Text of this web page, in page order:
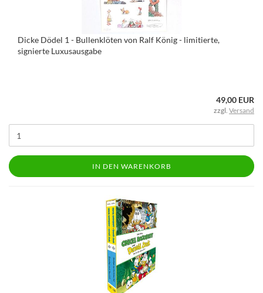
Dicke Dödel 1 - Bullenklöten von Ralf König - limitierte,
signierte Luxusausgabe
49,00 EUR
zzgl. Versand
IN DEN WARENKORB